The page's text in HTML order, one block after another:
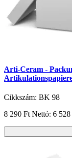
Arti-Ceram -
Cikkszám: BK 98
8 290 FtNettó: 6 528